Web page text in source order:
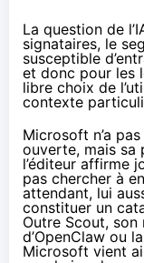
La question de
signataires, le
susceptible
et donc pour les
libre choix de
contexte
Microsoft n’a
ouverte, mais sa
l’éditeur affirme
pas chercher à
attendant, lui
constituer un
Outre Scout, son
d’OpenClaw ou la
Microsoft vient